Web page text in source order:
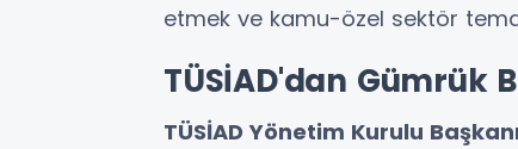
etmek ve kamu-özel sektör
TÜSİAD'dan Gümrük
TÜSİAD Yönetim Kurulu